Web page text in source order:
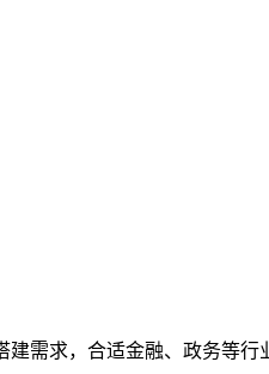
需求，合适金融、政务等